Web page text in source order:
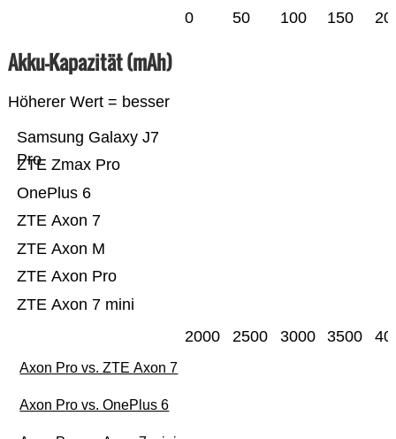
0 50 100 150
Akku-Kapazität (mAh)
Höherer Wert = besser
ZTE Axon 7 mini
ZTE Axon Pro
ZTE Axon M
ZTE Axon 7
OnePlus 6
ZTE Zmax Pro
Samsung Galaxy J7
Pro
2000 2500 3000 3500
Axon Pro vs. ZTE Axon 7
Axon Pro vs. OnePlus 6